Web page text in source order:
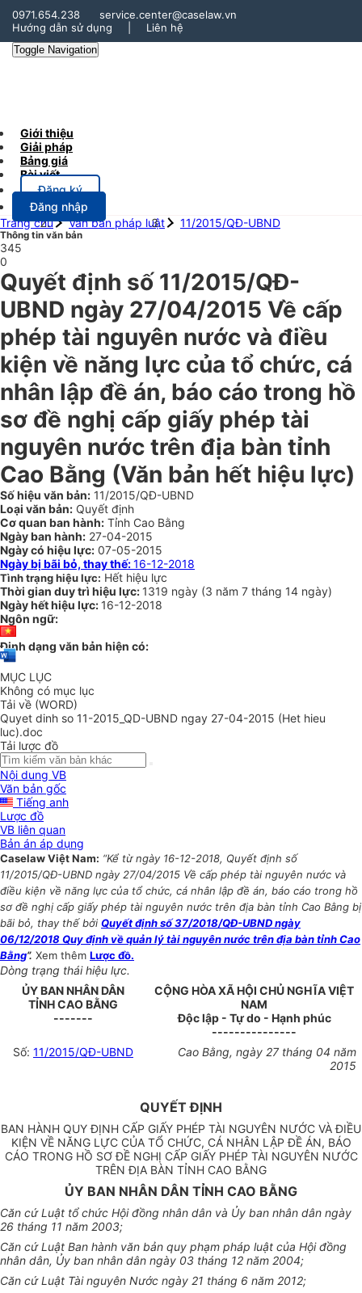
0971.654.238
service.center@caselaw.vn
Hướng dẫn sử dụng
Liên hệ
Toggle Navigation
Giới thiệu
Giải pháp
Bảng giá
Bài viết
Đăng ký
Đăng nhập
Trang chủ
Văn bản pháp luật 11/2015/QĐ-UBND
Thông tin văn bản
345
0
Quyết định số 11/2015/QĐ-
UBND ngày 27/04/2015 Về cấp
phép tài nguyên nước và điều
kiện về năng lực của tổ chức, cá
nhân lập đề án, báo cáo trong hồ
sơ đề nghị cấp giấy phép tài
nguyên nước trên địa bàn tỉnh
Cao Bằng (Văn bản hết hiệu lực)
Số hiệu văn bản: 11/2015/QĐ-UBND
Loại văn bản: Quyết định
Cơ quan ban hành: Tỉnh Cao Bằng
Ngày ban hành: 27-04-2015
Ngày có hiệu lực: 07-05-2015
Ngày bị bãi bỏ, thay thế:16-12-2018
Tình trạng hiệu lực: Hết hiệu lực
Thời gian duy trì hiệu lực: 1319 ngày (3 năm 7 tháng 14 ngày)
Ngày hết hiệu lực: 16-12-2018
Ngôn ngữ:
Định dạng văn bản hiện có:
MỤC LỤC
Không có mục lục
Tải về (WORD)
Quyet dinh so 11-2015_QD-UBND ngay 27-04-2015 (Het hieu
luc).doc
Tải lược đồ
Nội dung VB
Văn bản gốc
Tiếng anh
Lược đồ
VB liên quan
Bản án áp dụng
Caselaw Việt Nam: “Kể từ ngày 16-12-2018, Quyết định số
11/2015/QĐ-UBND ngày 27/04/2015 Về cấp phép tài nguyên nước và
điều kiện về năng lực của tổ chức, cá nhân lập đề án, báo cáo trong hồ
sơ đề nghị cấp giấy phép tài nguyên nước trên địa bàn tỉnh Cao Bằng bị
bãi bỏ, thay thế bởi Quyết định số 37/2018/QĐ-UBND ngày
06/12/2018 Quy định về quản lý tài nguyên nước trên địa bàn tỉnh Cao
Bằng”. Xem thêm Lược đồ.
Dòng trạng thái hiệu lực.
ỦY BAN NHÂN DÂN
TỈNH CAO BẰNG
-------
CỘNG HÒA XÃ HỘI CHỦ NGHĨA VIỆT
NAM
Độc lập - Tự do - Hạnh phúc
---------------
Số: 11/2015/QĐ-UBND
Cao Bằng, ngày 27 tháng 04 năm
2015
QUYẾT ĐỊNH
BAN HÀNH QUY ĐỊNH CẤP GIẤY PHÉP TÀI NGUYÊN NƯỚC VÀ ĐIỀU
KIỆN VỀ NĂNG LỰC CỦA TỔ CHỨC, CÁ NHÂN LẬP ĐỀ ÁN, BÁO
CÁO TRONG HỒ SƠ ĐỀ NGHỊ CẤP GIẤY PHÉP TÀI NGUYÊN NƯỚC
TRÊN ĐỊA BÀN TỈNH CAO BẰNG
ỦY BAN NHÂN DÂN TỈNH CAO BẰNG
Căn cứ Luật tổ chức Hội đồng nhân dân và Ủy ban nhân dân ngày
26 tháng 11 năm 2003;
Căn cứ Luật Ban hành văn bản quy phạm pháp luật của Hội đồng
nhân dân, Ủy ban nhân dân ngày 03 tháng 12 năm 2004;
Căn cứ Luật Tài nguyên Nước ngày 21 tháng 6 năm 2012;